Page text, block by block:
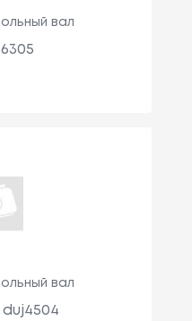
вал
вал